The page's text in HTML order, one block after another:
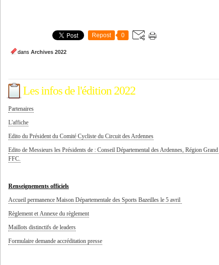
Repost 0
dans Archives 2022
Les infos de l'édition 2022
Partenaires
L'affiche
Edito du Président du Comité Cycliste du Circuit des Ardennes
Edito de Messieurs les Présidents de : Conseil Départemental des Ardennes, Région
FFC.
Renseignements officiels
Accueil permanence Maison Départementale des Sports Bazeilles le 5 avril
Règlement et Annexe du règlement
Maillots distinctifs de leaders
Formulaire demande accréditation presse